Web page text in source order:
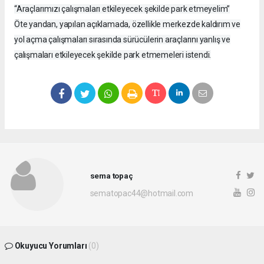
“Araçlarımızı çalışmaları etkileyecek şekilde park etmeyelim”
Öte yandan, yapılan açıklamada, özellikle merkezde kaldırım ve
yol açma çalışmaları sırasında sürücülerin araçlarını yanlış ve
çalışmaları etkileyecek şekilde park etmemeleri istendi.
sema topaç
sematopac44@hotmail.com
Okuyucu Yorumları (0)